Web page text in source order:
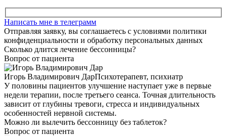
Написать мне в телеграмм
Отправляя заявку, вы соглашаетесь с условиями политики
конфиденциальности и обработку персональных данных
Сколько длится лечение бессонницы?
Вопрос от пациента
Игорь Владимирович ДарПсихотерапевт, психиатр
У половины пациентов улучшение наступает уже в первые
недели терапии, после третьего сеанса. Точная длительность
зависит от глубины тревоги, стресса и индивидуальных
особенностей нервной системы.
Можно ли вылечить бессонницу без таблеток?
Вопрос от пациента